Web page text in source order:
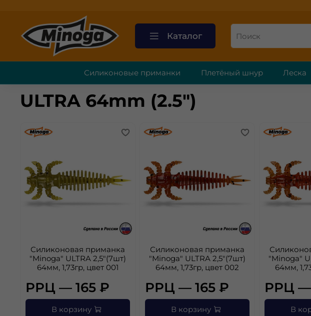
Каталог
Силиконовые приманки Плетёный шнур Леска
ULTRA 64mm (2.5")
Силиконовая приманка
"Minoga" ULTRA 2,5"(7шт)
64мм, 1,73гр, цвет 001
РРЦ — 165 ₽
В корзину
Силиконовая приманка
"Minoga" ULTRA 2,5"(7шт)
64мм, 1,73гр, цвет 002
РРЦ — 165 ₽
В корзину
"Minoga"
64мм,
РРЦ —
В